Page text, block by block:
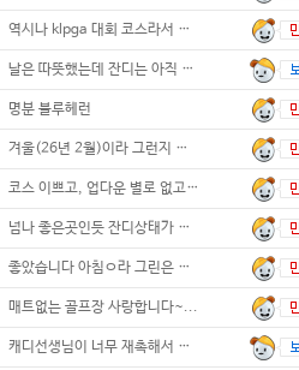
역시나 klpga 대회 코스라서 난이도가 무
날은 따뜻했는데 잔디는 아직 덜 올라왔네요~
명분 블루헤런
겨울(26년 2월)이라 그런지 그린이 울퉁불
코스 이쁘고, 업다운 별로 없고 전장
넘나 좋은곳인듯 잔디상태가 넘나 좋았
좋았습니다 아침ㅇ라 그린은 얼었어요...
매트없는 골프장 사랑합니다~...
캐디선생님이 너무 재촉해서 힘들었네요.날두추